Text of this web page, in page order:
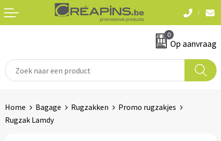
0
Op aanvraag
T-shirts
Sweaters en hoodies
Automerken
Eten & drinken
Home Bagage Rugzakken
Promo rugzakjes
Rugzak Lamdy